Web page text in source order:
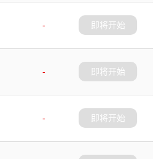
-
即将开始
-
即将开始
-
即将开始